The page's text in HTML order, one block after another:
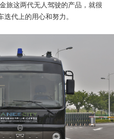
旅这两代无人驾驶的产品，就很
迭代上的用心和努力。